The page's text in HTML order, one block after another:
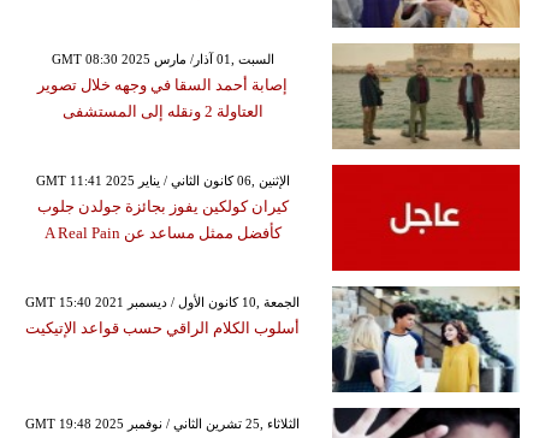
GMT 08:30 2025 السبت ,01 آذار/ مارس
إصابة أحمد السقا في وجهه خلال تصوير
العتاولة 2 ونقله إلى المستشفى
GMT 11:41 2025 الإثنين ,06 كانون الثاني / يناير
كيران كولكين يفوز بجائزة جولدن جلوب
كأفضل ممثل مساعد عن A Real Pain
GMT 15:40 2021 الجمعة ,10 كانون الأول / ديسمبر
أسلوب الكلام الراقي حسب قواعد الإتيكيت
GMT 19:48 2025 الثلاثاء ,25 تشرين الثاني / نوفمبر